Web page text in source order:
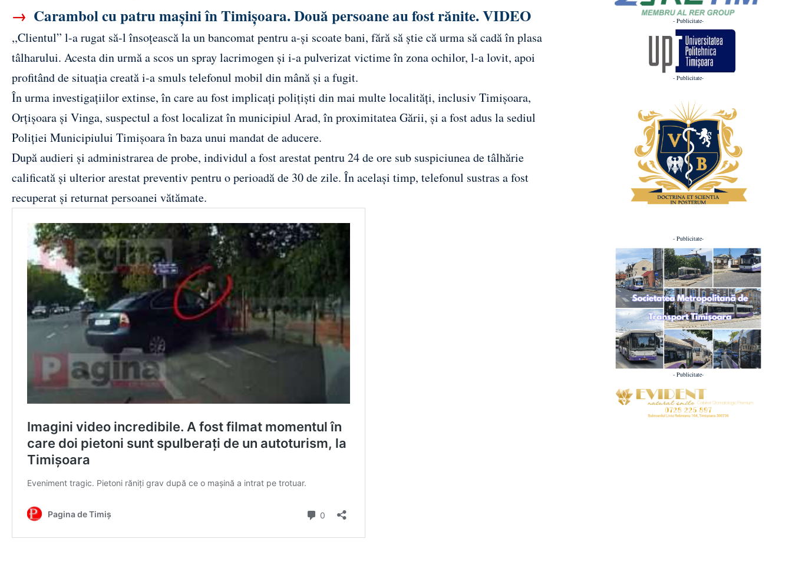
→ Carambol cu patru mașini în Timișoara. Două persoane au fost rănite. VIDEO
,,Clientul” l-a rugat să-l însoțească la un bancomat pentru a-și scoate bani, fără să știe că urma să cadă în plasa
tâlharului. Acesta din urmă a scos un spray lacrimogen și i-a pulverizat victime în zona ochilor, l-a lovit, apoi
profitând de situația creată i-a smuls telefonul mobil din mână și a fugit.
În urma investigațiilor extinse, în care au fost implicați polițiști din mai multe localități, inclusiv Timișoara,
Orțișoara și Vinga, suspectul a fost localizat în municipiul Arad, în proximitatea Gării, și a fost adus la sediul
Poliției Municipiului Timișoaraîn baza unui mandat de aducere.
După audieri și administrarea de probe, individul a fostarestatpentru 24 de ore sub suspiciunea de tâlhărie
calificată și ulterior arestat preventiv pentru o perioadă de 30 de zile. În același timp, telefonul sustras a fost
recuperat și returnat persoanei vătămate.
- Publicitate-
- Publicitate-
- Publicitate-
- Publicitate-